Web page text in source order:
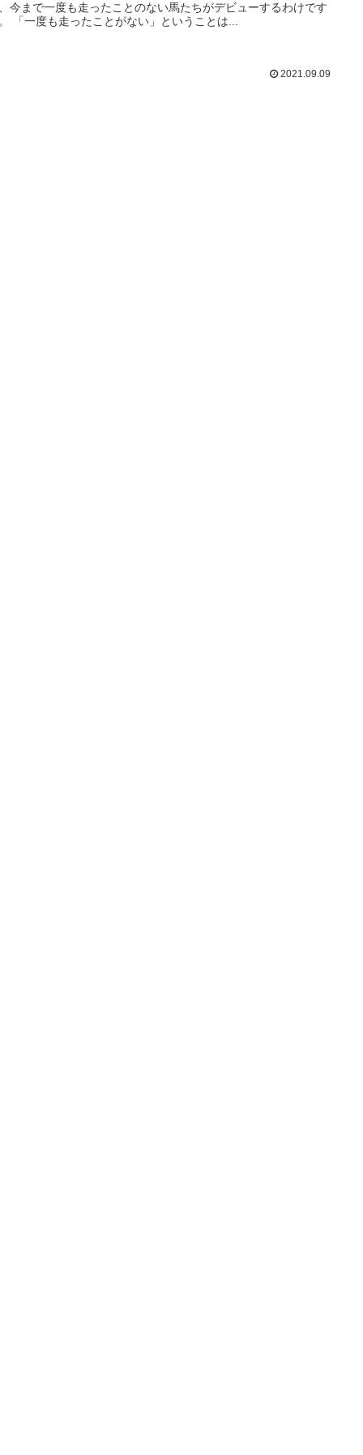
今まで一度も走ったことのない馬たちがデビューするわけです
「一度も走ったことがない」ということは...
2021.09.09